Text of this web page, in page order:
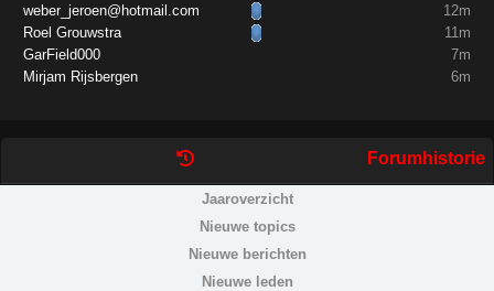
weber_jeroen@hotmail.com
12m
Roel Grouwstra
11m
GarField000
7m
Mirjam Rijsbergen
6m
Forumhistorie
Jaaroverzicht
Nieuwe topics
Nieuwe berichten
Nieuwe leden